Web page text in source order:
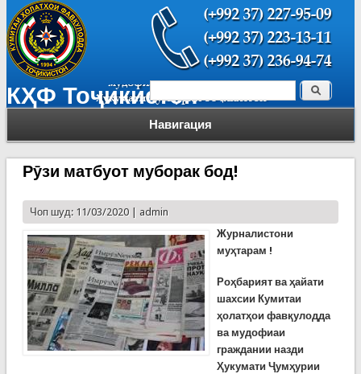
КҲФ Тоҷикистон
Навигация
Форма поиска Поиск
Рӯзи матбуот муборак бод!
Чоп шуд: 11/03/2020 | admin
Журналистони
муҳтарам !
Роҳбарият ва ҳайати
шахсии Кумитаи
ҳолатҳои фавқулодда
ва мудофиаи
граждании назди
Ҳукумати Ҷумҳурии